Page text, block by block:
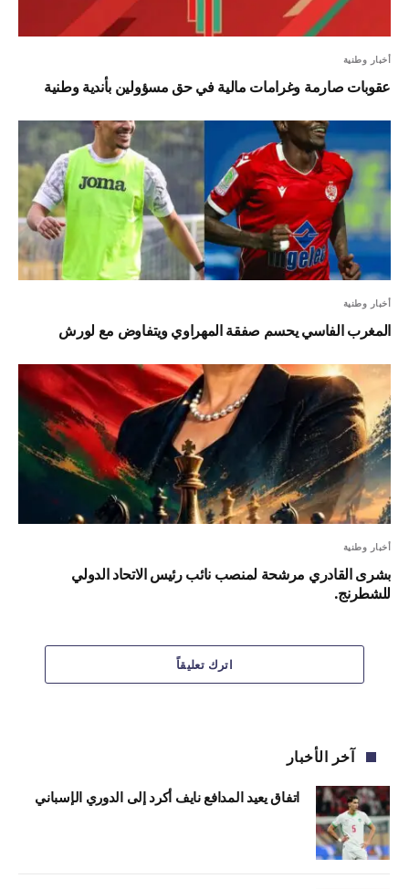
أخبار وطنية
عقوبات صارمة وغرامات مالية في حق مسؤولين بأندية وطنية
أخبار وطنية
المغرب الفاسي يحسم صفقة المهراوي ويتفاوض مع لورش
أخبار وطنية
بشرى القادري مرشحة لمنصب نائب رئيس الاتحاد الدولي
للشطرنج.
اترك تعليقاً
آخر الأخبار
اتفاق يعيد المدافع نايف أكرد إلى الدوري الإسباني